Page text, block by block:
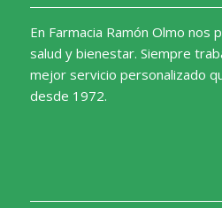
En Farmacia Ramón Olmo nos
salud y bienestar. Siempre
mejor servicio personalizado
desde 1972.